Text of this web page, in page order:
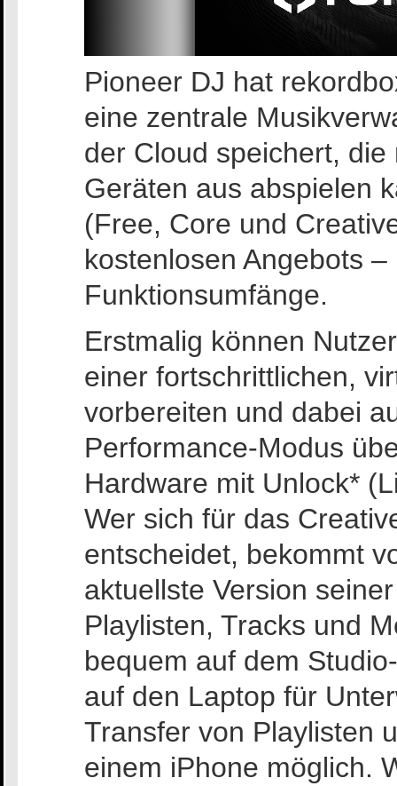
Pioneer DJ hat
eine zentrale
der Cloud speichert,
Geräten aus abspielen
(Free, Core und
kostenlosen Angebots
Funktionsumfänge.
Erstmalig können
einer fortschrittlichen,
vorbereiten und dabei
Performance-Modus
Hardware mit Unlock*
Wer sich für das
entscheidet, bekommt
aktuellste Version
Playlisten, Tracks und
bequem auf dem
auf den Laptop für
Transfer von Playlisten
einem iPhone möglich.